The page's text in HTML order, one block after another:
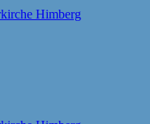
Himberg